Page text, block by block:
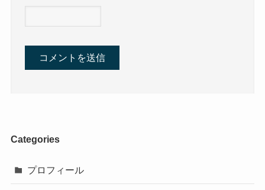
Categories
プロフィール